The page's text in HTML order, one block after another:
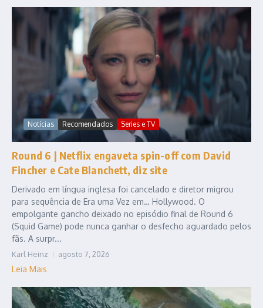
Notícias Recomendados Series e TV
Round 6 | Netflix engaveta spin-off com David
Fincher e Cate Blanchett, diz site
Derivado em língua inglesa foi cancelado e diretor migrou
para sequência de Era uma Vez em… Hollywood. O
empolgante gancho deixado no episódio final de Round 6
(Squid Game) pode nunca ganhar o desfecho aguardado pelos
fãs. A surpr...
Karl Heinz agosto 7, 2026
Leia Mais